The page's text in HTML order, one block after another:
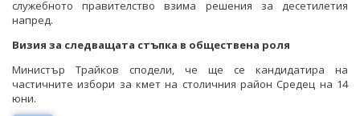
служебното правителство взима решения за десетилетия
напред.
Визия за следващата стъпка в обществена роля
Министър Трайков сподели, че ще се кандидатира на
частичните избори за кмет на столичния район Средец на 14
юни.